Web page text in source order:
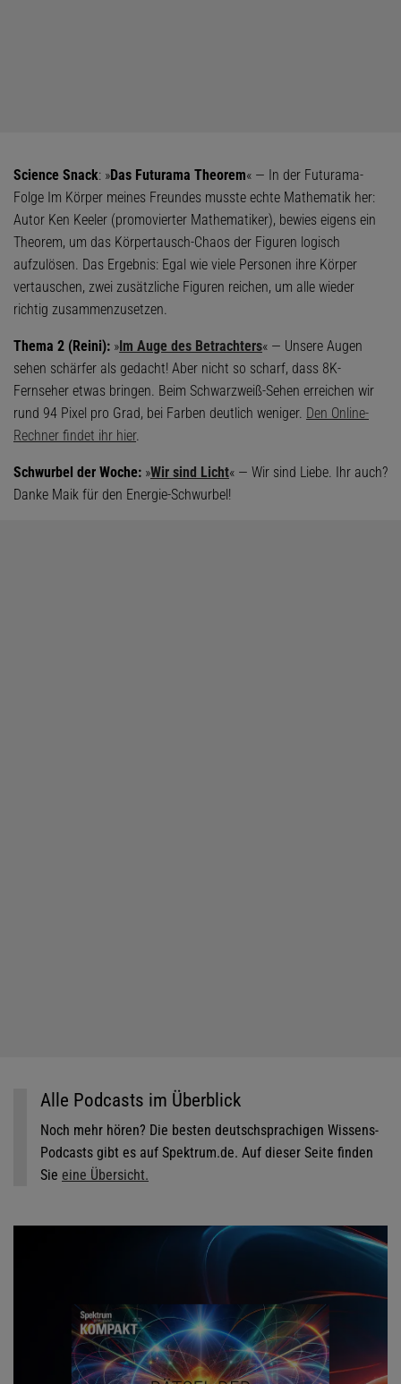
Science Snack: »Das Futurama Theorem« — In der Futurama-
Folge Im Körper meines Freundes musste echte Mathematik her:
Autor Ken Keeler (promovierter Mathematiker), bewies eigens ein
Theorem, um das Körpertausch-Chaos der Figuren logisch
aufzulösen. Das Ergebnis: Egal wie viele Personen ihre Körper
vertauschen, zwei zusätzliche Figuren reichen, um alle wieder
richtig zusammenzusetzen.
Thema 2 (Reini): »Im Auge des Betrachters« — Unsere Augen
sehen schärfer als gedacht! Aber nicht so scharf, dass 8K-
Fernseher etwas bringen. Beim Schwarzweiß-Sehen erreichen wir
rund 94 Pixel pro Grad, bei Farben deutlich weniger. Den Online-
Rechner findet ihr hier.
Schwurbel der Woche: »Wir sind Licht« — Wir sind Liebe. Ihr auch?
Danke Maik für den Energie-Schwurbel!
Alle Podcasts im Überblick
Noch mehr hören? Die besten deutschsprachigen Wissens-
Podcasts gibt es auf Spektrum.de. Auf dieser Seite finden
Sie eine Übersicht.